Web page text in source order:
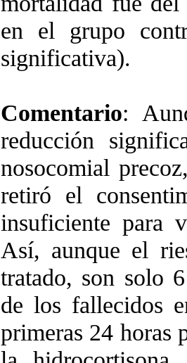
en el grupo
significativa).
Comentario:
reducción
nosocomial
retiró el
insuficiente para
Así, aunque el
tratado, son solo
de los fallecidos
primeras 24 horas